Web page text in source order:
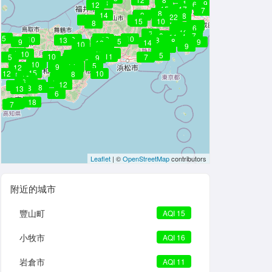
9
9
7
58
8
11
8 7
9
12
10
9
7
7
8
9
7
8
7
5
9
13
11
13
14
15
8
12
5
12
12
6
8
9
8
10
18
12
15
14
12
9 18
10
6
10
5
15
11
3
6
10
9
9
11
13
5
9
3
10
10
8
10
8
10
10
11
8 10
15
13
6
14
15
15
10 5
9
12
10
8
9
7
8
10
14
8
22
17
9
9
6
12
11
Leaflet | ©OpenStreetMapcontributors
附近的城市
豐山町 AQI 15
小牧市 AQI 16
岩倉市 AQI 11